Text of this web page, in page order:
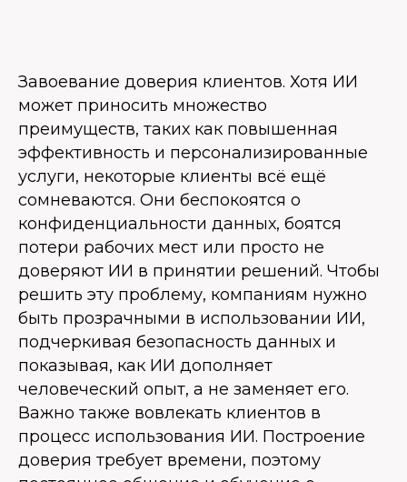
Завоевание доверия клиентов. Хотя ИИ
может приносить множество
преимуществ, таких как повышенная
эффективность и персонализированные
услуги, некоторые клиенты всё ещё
сомневаются. Они беспокоятся о
конфиденциальности данных, боятся
потери рабочих мест или просто не
доверяют ИИ в принятии решений. Чтобы
решить эту проблему, компаниям нужно
быть прозрачными в использовании ИИ,
подчеркивая безопасность данных и
показывая, как ИИ дополняет
человеческий опыт, а не заменяет его.
Важно также вовлекать клиентов в
процесс использования ИИ. Построение
доверия требует времени, поэтому